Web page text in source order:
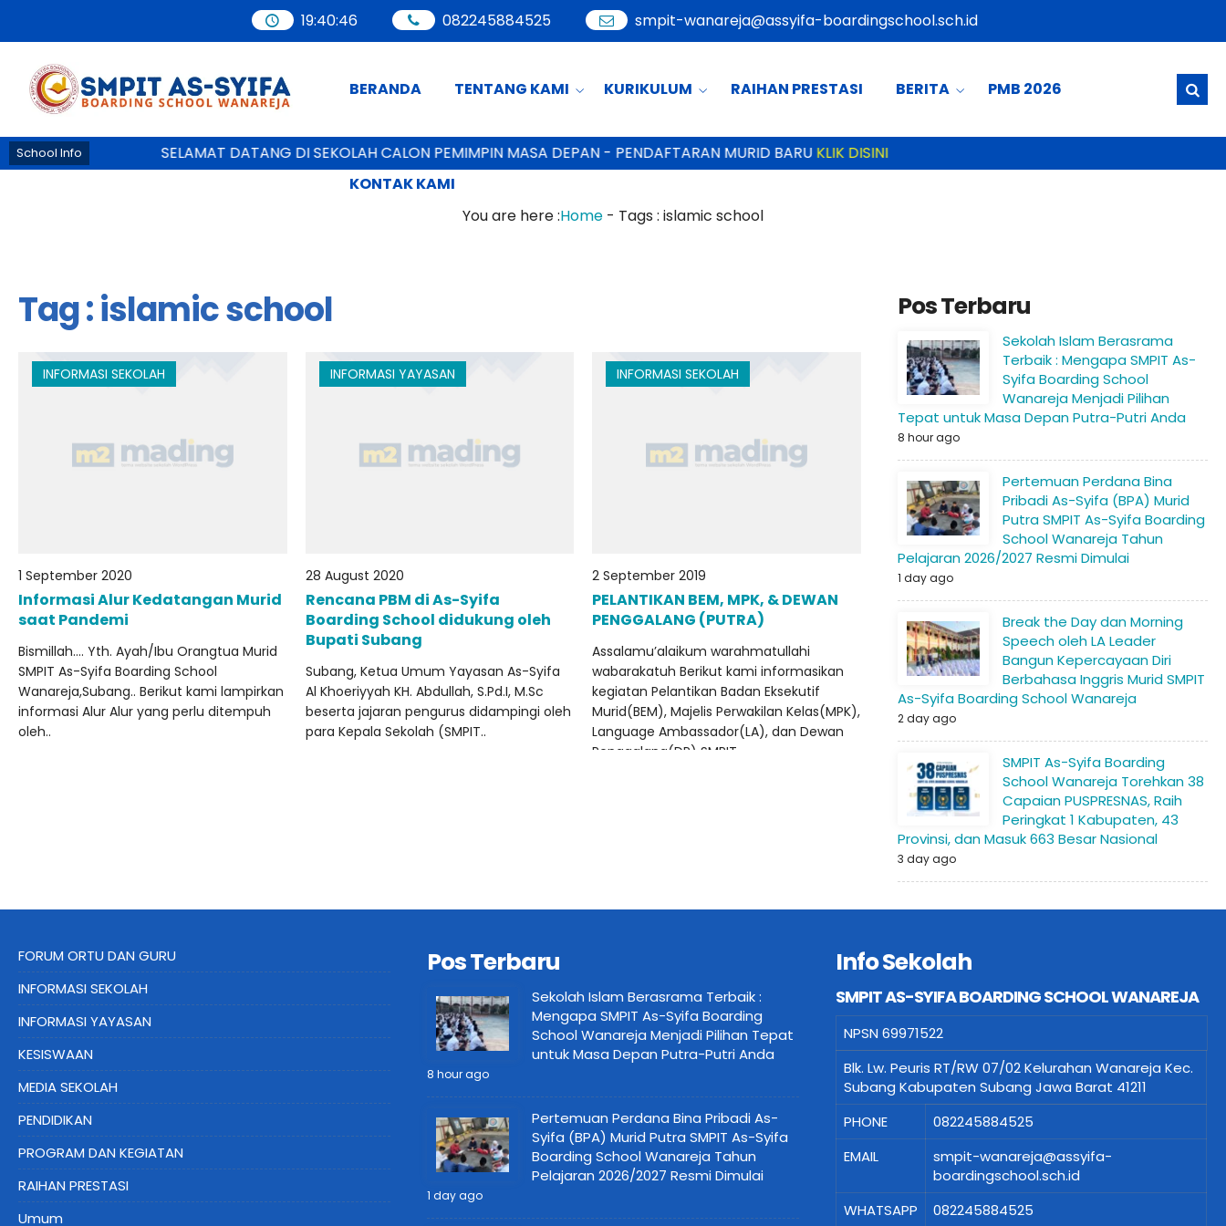
19:40:46 082245884525 smpit-wanareja@assyifa-boardingschool.sch.id
BERANDA TENTANG KAMI KURIKULUM RAIHAN PRESTASI BERITA PMB 2026
KONTAK KAMI
School Info SELAMAT DATANG DI SEKOLAH CALON PEMIMPIN MASA DEPAN - PENDAFTARAN MURID BARUKLIK DISINI
You are here :Home - Tags : islamic school
Tag : islamic school
INFORMASI SEKOLAH
1 September 2020
Informasi Alur Kedatangan Murid
saat Pandemi
Bismillah…. Yth. Ayah/Ibu Orangtua Murid
SMPIT As-Syifa Boarding School
Wanareja,Subang.. Berikut kami lampirkan
informasi Alur Alur yang perlu ditempuh
oleh..
INFORMASI YAYASAN
28 August 2020
Rencana PBM di As-Syifa
Boarding School didukung oleh
Bupati Subang
Subang, Ketua Umum Yayasan As-Syifa
Al Khoeriyyah KH. Abdullah, S.Pd.I, M.Sc
beserta jajaran pengurus didampingi oleh
para Kepala Sekolah (SMPIT..
INFORMASI SEKOLAH
2 September 2019
PELANTIKAN BEM, MPK, & DEWAN
PENGGALANG (PUTRA)
Assalamu’alaikum warahmatullahi
wabarakatuh Berikut kami informasikan
kegiatan Pelantikan Badan Eksekutif
Murid(BEM), Majelis Perwakilan Kelas(MPK),
Language Ambassador(LA), dan Dewan
Penggalang(DP) SMPIT..
Pos Terbaru
Sekolah Islam Berasrama
Terbaik : Mengapa SMPIT As-
Syifa Boarding School
Wanareja Menjadi Pilihan
Tepat untuk Masa Depan Putra-Putri Anda
8 hour ago
Pertemuan Perdana Bina
Pribadi As-Syifa (BPA) Murid
Putra SMPIT As-Syifa Boarding
School Wanareja Tahun
Pelajaran 2026/2027 Resmi Dimulai
1 day ago
Break the Day dan Morning
Speech oleh LA Leader
Bangun Kepercayaan Diri
Berbahasa Inggris Murid SMPIT
As-Syifa Boarding School Wanareja
2 day ago
SMPIT As-Syifa Boarding
School Wanareja Torehkan 38
Capaian PUSPRESNAS, Raih
Peringkat 1 Kabupaten, 43
Provinsi, dan Masuk 663 Besar Nasional
3 day ago
FORUM ORTU DAN GURU
INFORMASI SEKOLAH
INFORMASI YAYASAN
KESISWAAN
MEDIA SEKOLAH
PENDIDIKAN
PROGRAM DAN KEGIATAN
RAIHAN PRESTASI
Umum
Pos Terbaru
Sekolah Islam Berasrama Terbaik :
Mengapa SMPIT As-Syifa Boarding
School Wanareja Menjadi Pilihan Tepat
untuk Masa Depan Putra-Putri Anda
8 hour ago
Pertemuan Perdana Bina Pribadi As-
Syifa (BPA) Murid Putra SMPIT As-Syifa
Boarding School Wanareja Tahun
Pelajaran 2026/2027 Resmi Dimulai
1 day ago
Info Sekolah
SMPIT AS-SYIFA BOARDING SCHOOL WANAREJA
NPSN 69971522
Blk. Lw. Peuris RT/RW 07/02 Kelurahan Wanareja Kec.
Subang Kabupaten Subang Jawa Barat 41211
PHONE
082245884525
EMAIL
smpit-wanareja@assyifa-
boardingschool.sch.id
WHATSAPP
082245884525